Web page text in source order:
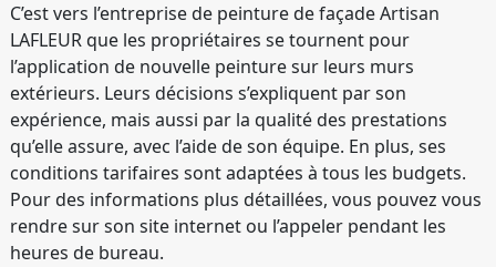
C’est vers l’entreprise de peinture de façade Artisan
LAFLEUR que les propriétaires se tournent pour
l’application de nouvelle peinture sur leurs murs
extérieurs. Leurs décisions s’expliquent par son
expérience, mais aussi par la qualité des prestations
qu’elle assure, avec l’aide de son équipe. En plus, ses
conditions tarifaires sont adaptées à tous les budgets.
Pour des informations plus détaillées, vous pouvez vous
rendre sur son site internet ou l’appeler pendant les
heures de bureau.